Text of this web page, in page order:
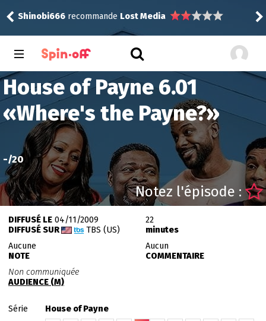
Shinobi666 recommande Lost Media
House of Payne 6.01
«Where's the Payne?»
-/20
Notez l'épisode :
DIFFUSÉ LE04/11/2009
DIFFUSÉ SUR
TBS (US)
22
minutes
Aucune
NOTE
Aucun
COMMENTAIRE
Non communiquée
AUDIENCE (M)
Série House of Payne